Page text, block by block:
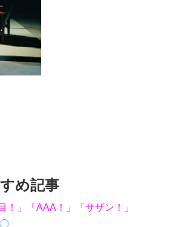
め記事
！」「AAA！」「サザン！」
◯